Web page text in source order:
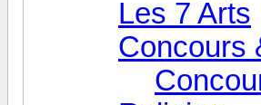
Les 7 Arts
Concours